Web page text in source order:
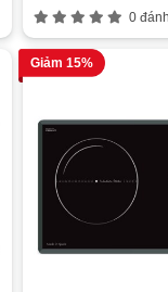
0
Giảm 15%